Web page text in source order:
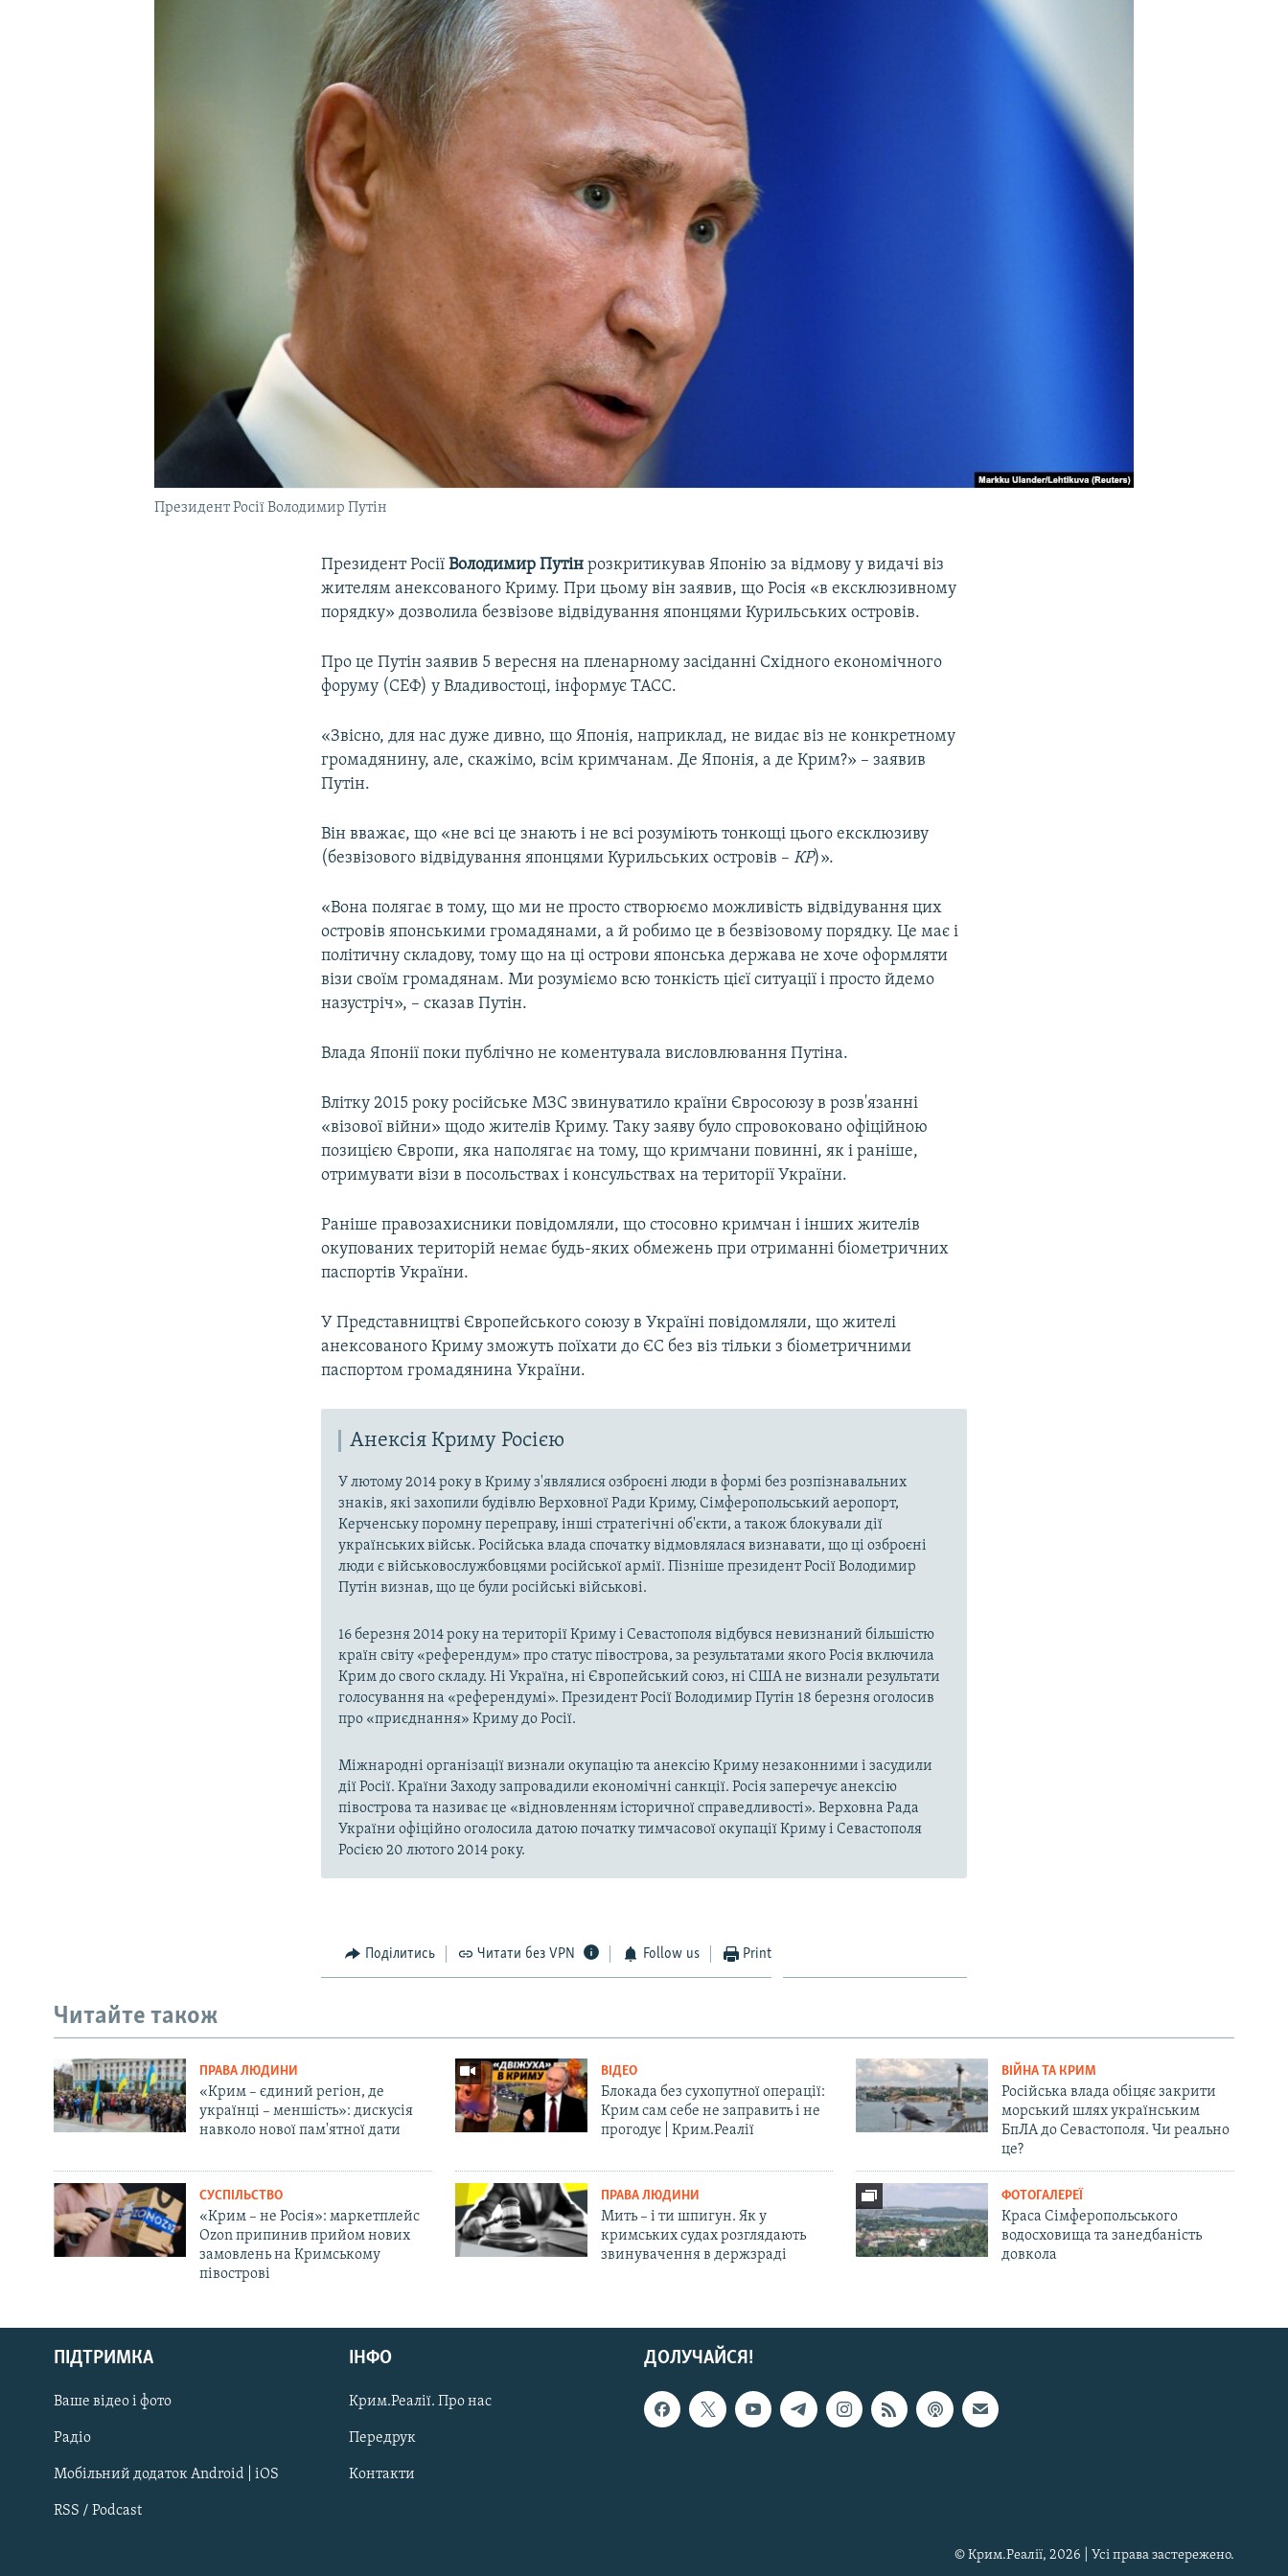
Русский
Qırımtatar
ДОЛУЧАЙСЯ!
Президент Росії Володимир Путін
Президент РосіїВолодимир Путін розкритикував Японію за відмову у видачі віз
жителям анексованого Криму. При цьому він заявив, що Росія «в ексклюзивному
порядку» дозволила безвізове відвідування японцями Курильських островів.
Про це Путін заявив 5 вересня на пленарному засіданні Східного економічного
форуму (СЕФ) у Владивостоці, інформує ТАСС.
«Звісно, для нас дуже дивно, що Японія, наприклад, не видає віз не конкретному
громадянину, але, скажімо, всім кримчанам. Де Японія, а де Крим?» – заявив
Путін.
Він вважає, що «не всі це знають і не всі розуміють тонкощі цього ексклюзиву
(безвізового відвідування японцями Курильських островів –КР)».
«Вона полягає в тому, що ми не просто створюємо можливість відвідування цих
островів японськими громадянами, а й робимо це в безвізовому порядку. Це має і
політичну складову, тому що на ці острови японська держава не хоче оформляти
візи своїм громадянам. Ми розуміємо всю тонкість цієї ситуації і просто йдемо
назустріч», – сказав Путін.
Влада Японії поки публічно не коментувала висловлювання Путіна.
Влітку 2015 року російське МЗС звинуватило країни Євросоюзу в розв'язанні
«візової війни» щодо жителів Криму. Таку заяву було спровоковано офіційною
позицією Європи, яка наполягає на тому, що кримчани повинні, як і раніше,
отримувати візи в посольствах і консульствах на території України.
Раніше правозахисники повідомляли, що стосовно кримчан і інших жителів
окупованих територій немає будь-яких обмежень при отриманні біометричних
паспортів України.
У Представництві Європейського союзу в Україні повідомляли, що жителі
анексованого Криму зможуть поїхати до ЄС без віз тільки з біометричними
паспортом громадянина України.
Анексія Криму Росією
У лютому 2014 року в Криму з'являлися озброєні люди в формі без розпізнавальних
знаків, які захопили будівлю Верховної Ради Криму, Сімферопольський аеропорт,
Керченську поромну переправу, інші стратегічні об'єкти, а також блокували дії
українських військ. Російська влада спочатку відмовлялася визнавати, що ці озброєні
люди є військовослужбовцями російської армії. Пізніше президент Росії Володимир
Путін визнав, що це були російські військові.
16 березня 2014 року на території Криму і Севастополя відбувся невизнаний більшістю
країн світу «референдум» про статус півострова, за результатами якого Росія включила
Крим до свого складу. Ні Україна, ні Європейський союз, ні США не визнали результати
голосування на «референдумі». Президент Росії Володимир Путін 18 березня оголосив
про «приєднання» Криму до Росії.
Міжнародні організації визнали окупацію та анексію Криму незаконними і засудили
дії Росії. Країни Заходу запровадили економічні санкції. Росія заперечує анексію
півострова та називає це «відновленням історичної справедливості». Верховна Рада
України офіційно оголосила датою початку тимчасової окупації Криму і Севастополя
Росією 20 лютого 2014 року.
Поділитись Читати без VPN Follow us Print
Читайте також
ПРАВА ЛЮДИНИ
«Крим – єдиний регіон, де
українці – меншість»: дискусія
навколо нової пам'ятної дати
ВІДЕО
Блокада без сухопутної операції:
Крим сам себе не заправить і не
прогодує | Крим.Реалії
ВІЙНА ТА КРИМ
Російська влада обіцяє закрити
морський шлях українським
БпЛА до Севастополя. Чи реально
це?
СУСПІЛЬСТВО
«Крим – не Росія»: маркетплейс
Ozon припинив прийом нових
замовлень на Кримському
півострові
ПРАВА ЛЮДИНИ
Мить – і ти шпигун. Як у
кримських судах розглядають
звинувачення в держзраді
ФОТОГАЛЕРЕЇ
Краса Сімферопольського
водосховища та занедбаність
довкола
ДОЛУЧАЙСЯ!
ПІДТРИМКА
Ваше відео і фото
Радіо
Мобільний додаток Android | iOS
RSS / Podcast
ІНФО
Крим.Реалії. Про нас
Передрук
Контакти
© Крим.Реалії, 2026 | Усі права застережено.